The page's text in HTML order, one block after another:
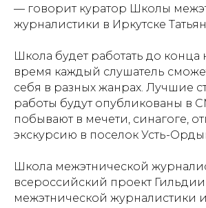
— говорит куратор Школы
журналистики в Иркутске
Школа будет работать до конца
время каждый слушатель
себя в разных жанрах. Лучшие
работы будут опубликованы в
побывают в мечети, синагоге,
экскурсию в поселок Усть-
Школа межэтнической
всероссийский проект Гильдии
межэтнической журналистики и